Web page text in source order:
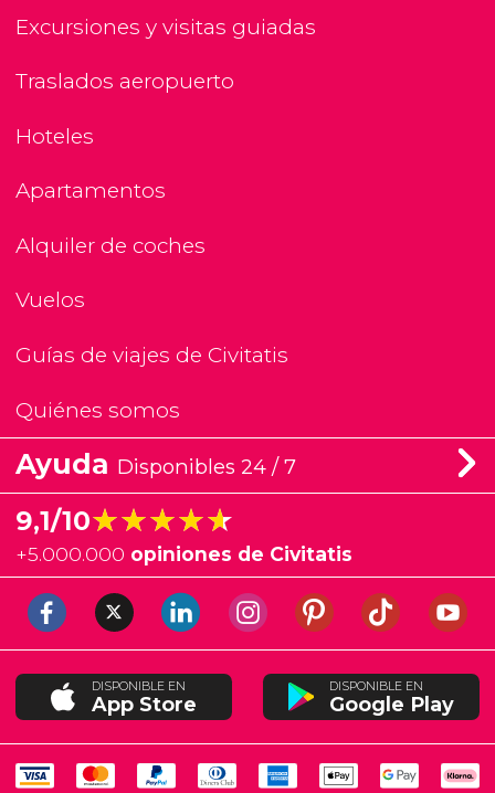
Excursiones y visitas guiadas
Traslados aeropuerto
Hoteles
Apartamentos
Alquiler de coches
Vuelos
Guías de viajes de Civitatis
Quiénes somos
Ayuda Disponibles 24 / 7
9,1/10★★★★★
★★★★★
+5.000.000 opiniones de Civitatis
DISPONIBLE EN
App Store
DISPONIBLE EN
Google Play